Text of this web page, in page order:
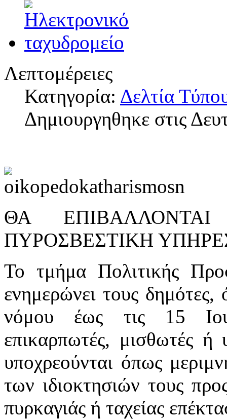
Λεπτομέρειες
Κατηγορία: Δελτία
Δημιουργηθηκε στις
ΘΑ
ΠΥΡΟΣΒΕΣΤΙΚΗ
Το τμήμα Πολιτικής
ενημερώνει τους
νόμου έως τις 15
επικαρπωτές, μισθωτές
υποχρεούνται όπως
των ιδιοκτησιών τους
πυρκαγιάς ή ταχείας